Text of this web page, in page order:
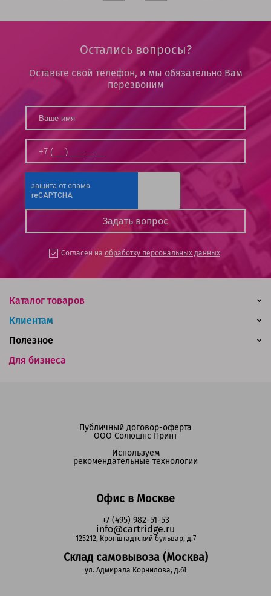
Остались вопросы?
Оставьте свой телефон, и мы обязательно Вам
перезвоним
Согласен на обработку персональных данных
Каталог товаров
Клиентам
Для бизнеса
Полезное
Офис в Москве
+7 (495) 982-51-53
info@cartridge.ru
125212, Кронштадтский бульвар, д.7
Склад самовывоза (Москва)
ул. Адмирала Корнилова, д.61
Публичный договор-оферта
ООО Солюшнс Принт
Используем
рекомендательные технологии